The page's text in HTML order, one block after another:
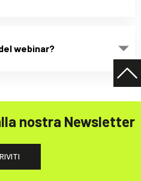
webinar?
nostra Newsletter